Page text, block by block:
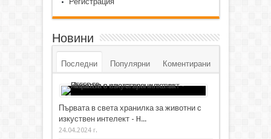
Новини
Последни Популярни Коментирани
Първата в света хранилка за животни с
изкуствен интелект - H...
24.04.2024 г.